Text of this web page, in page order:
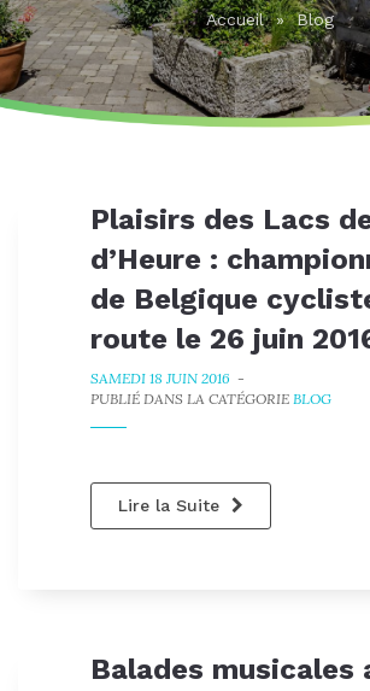
Accueil»Blog
Plaisirs des Lacs
d’Heure :
de Belgique
route le 26 juin
SAMEDI 18 JUIN 2016 -
PUBLIÉ DANS LA CATÉGORIE BLOG
Lire la Suite
Balades musicales